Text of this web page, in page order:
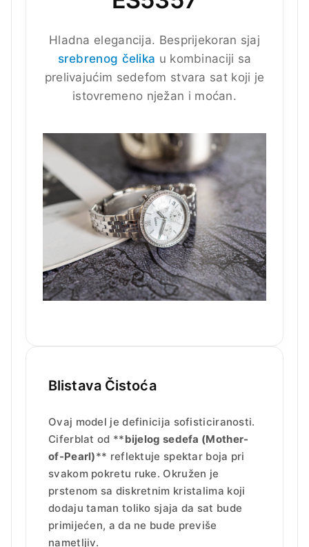
Hladna elegancija. Besprijekoran sjaj
srebrenog čelika u kombinaciji sa
prelivajućim sedefom stvara sat koji je
istovremeno nježan i moćan.
Blistava Čistoća
Ovaj model je definicija sofisticiranosti.
Ciferblat od **bijelog sedefa (Mother-
of-Pearl)** reflektuje spektar boja pri
svakom pokretu ruke. Okružen je
prstenom sa diskretnim kristalima koji
dodaju taman toliko sjaja da sat bude
primijećen, a da ne bude previše
nametljiv.